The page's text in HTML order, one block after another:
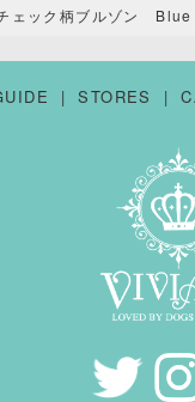
ェック柄ブルゾン Blue
STORES